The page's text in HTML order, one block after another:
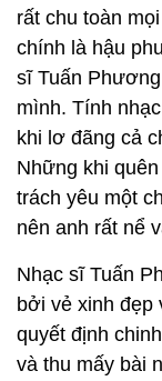
rất chu toàn
chính là hậu
sĩ Tuấn
mình. Tính
khi lơ đãng cả
Những khi
trách yêu một
nên anh rất nể
Nhạc sĩ Tuấn
bởi vẻ xinh đẹp
quyết định
và thu mấy bài